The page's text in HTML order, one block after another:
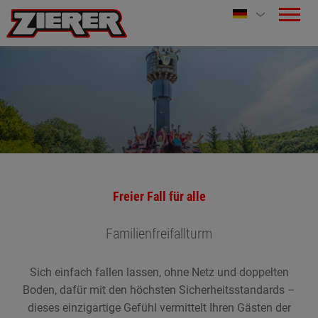
Freier Fall für alle
Familienfreifallturm
Sich einfach fallen lassen, ohne Netz und doppelten
Boden, dafür mit den höchsten Sicherheitsstandards –
dieses einzigartige Gefühl vermittelt Ihren Gästen der